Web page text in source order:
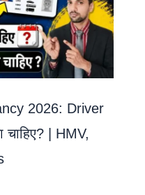
2026: Driver
| HMV,